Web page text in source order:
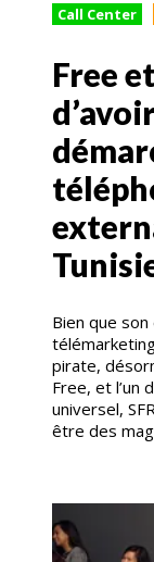
Call Center
Free
Bien que
pirate,
Free, et l’un
universel,
être des